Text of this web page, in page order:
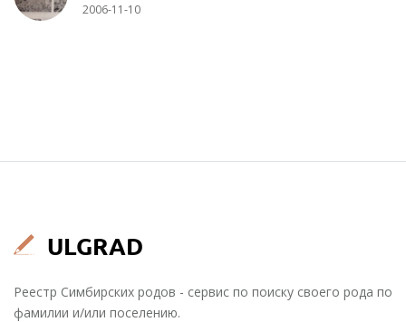
2006-11-10
Реестр Симбирских родов - сервис по поиску своего рода по
фамилии и/или поселению.